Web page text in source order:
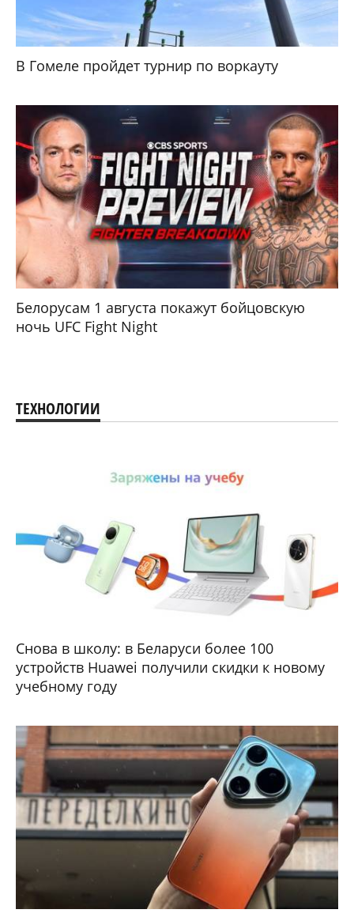
В Гомеле пройдет турнир по воркауту
Белорусам 1 августа покажут бойцовскую
ночь UFC Fight Night
ТЕХНОЛОГИИ
Снова в школу: в Беларуси более 100
устройств Huawei получили скидки к новому
учебному году